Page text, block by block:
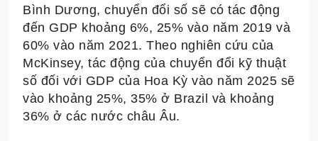
Bình Dương, chuyển đổi số sẽ có tác động
đến GDP khoảng 6%, 25% vào năm 2019 và
60% vào năm 2021. Theo nghiên cứu của
McKinsey, tác động của chuyển đổi kỹ thuật
số đối với GDP của Hoa Kỳ vào năm 2025 sẽ
vào khoảng 25%, 35% ở Brazil và khoảng
36% ở các nước châu Âu.